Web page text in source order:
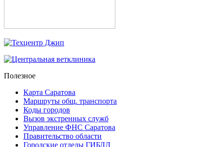
Полезное
Карта Саратова
Маршруты общ. транспорта
Коды городов
Вызов экстренных служб
Управление ФНС Саратова
Правительство области
Городские отделы ГИБДД